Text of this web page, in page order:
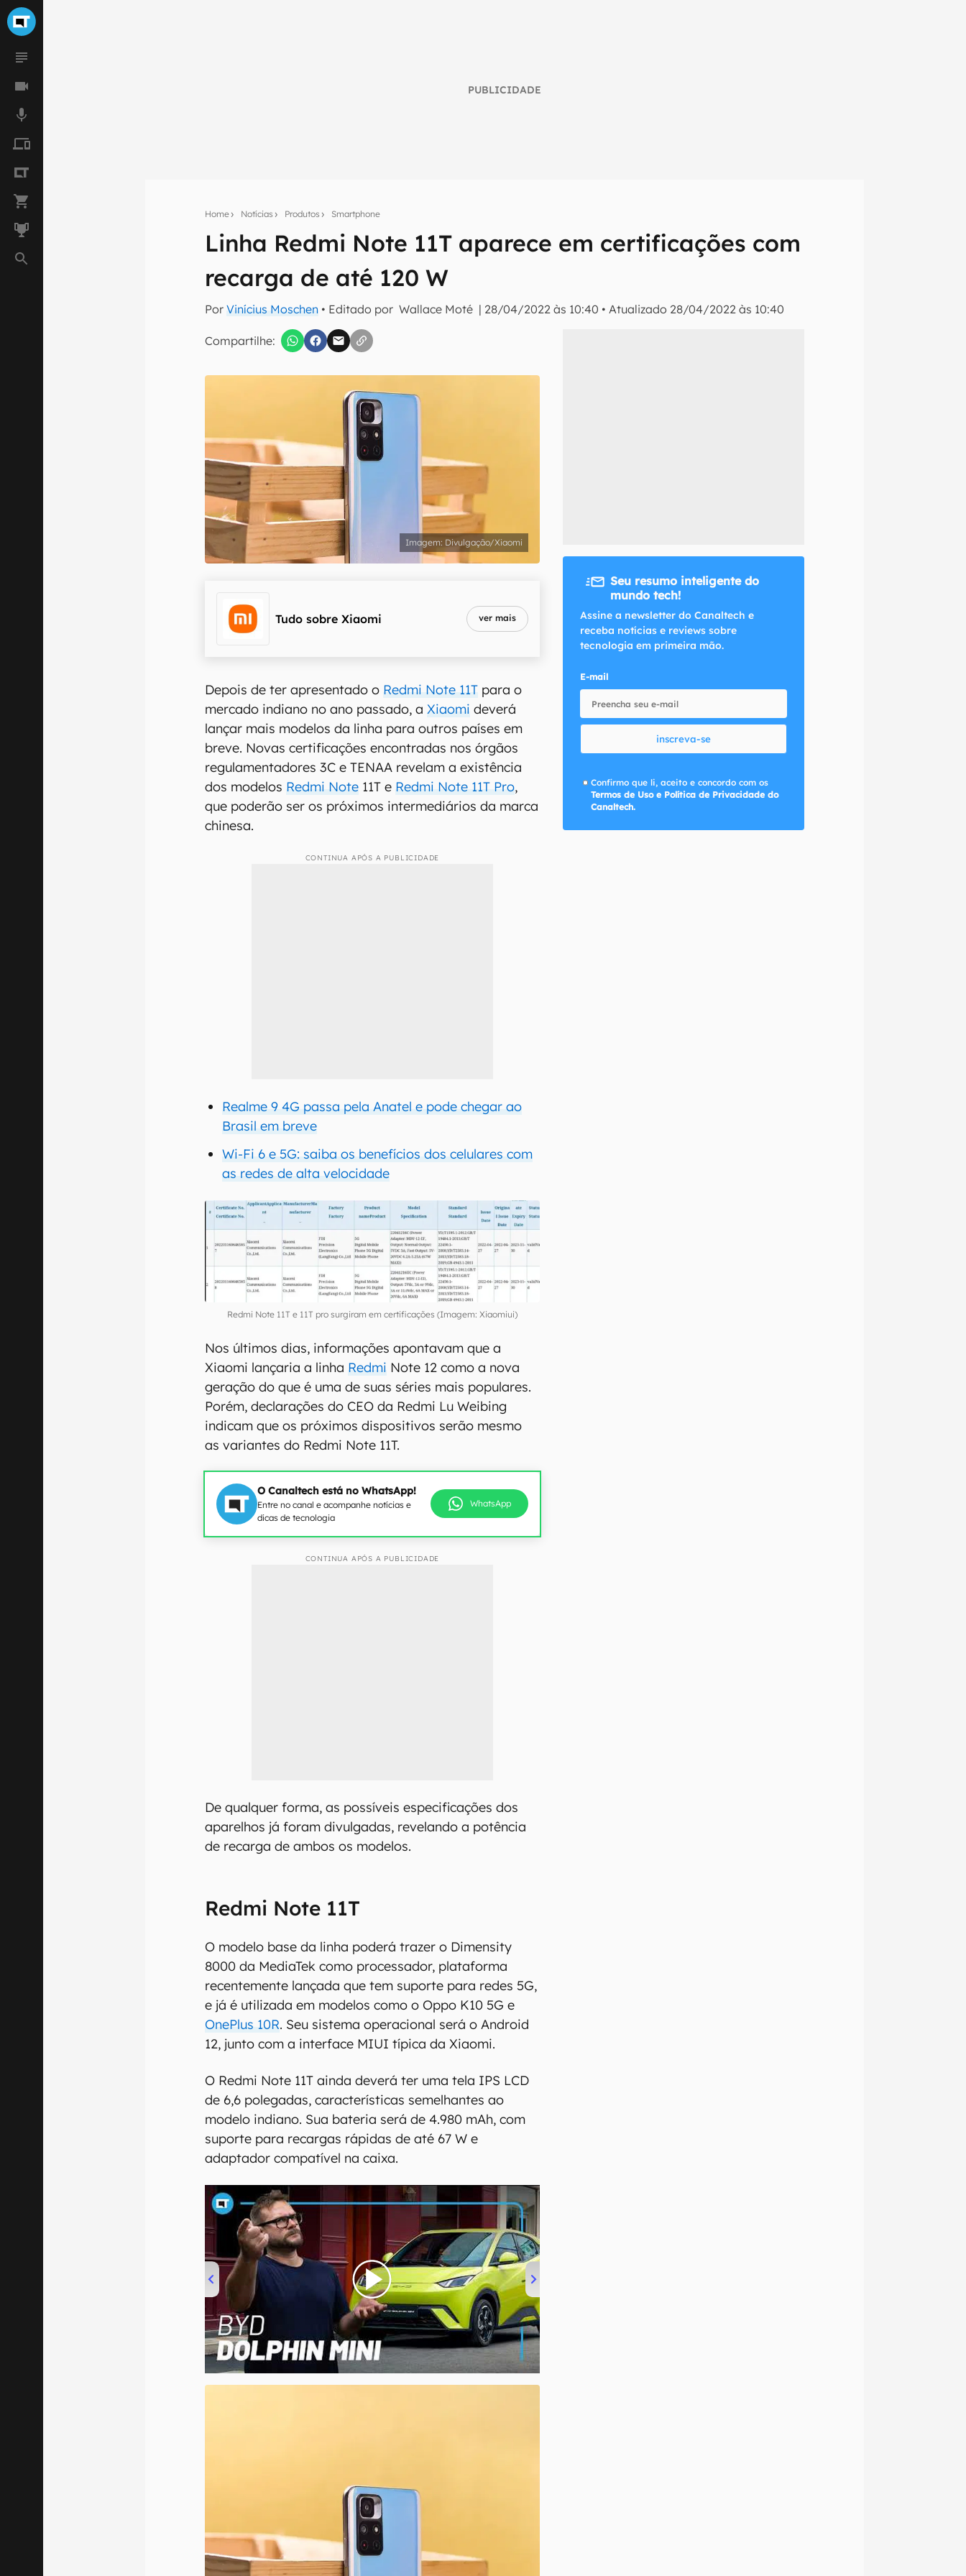
PUBLICIDADE
Home Notícias Produtos Smartphone
Linha Redmi Note 11T aparece em certificações com
recarga de até 120 W
PorVinícius Moschen • Editado por Wallace Moté | 28/04/2022 às 10:40 •Atualizado 28/04/2022 às 10:40
Compartilhe:
Seu resumo inteligente do mundo tech!
Assine a newsletter do Canaltech e receba notícias e reviews sobre tecnologia em primeira
mão.
Confirmo que li, aceito e concordo com os
Divulgação/Xiaomi
Tudo sobre Xiaomi ver mais
Depois de ter apresentado o Redmi Note 11T para o
mercado indiano no ano passado, aXiaomi deverá
lançar mais modelos da linha para outros países em
breve. Novas certificações encontradas nos órgãos
regulamentadores 3C e TENAA revelam a existência
dos modelos Redmi Note 11T e Redmi Note 11T Pro,
que poderão ser os próximos intermediários da marca
chinesa.
CONTINUA APÓS A PUBLICIDADE
Realme 9 4G passa pela Anatel e pode chegar ao
Brasil em breve
Wi-Fi 6 e 5G: saiba os benefícios dos celulares com
as redes de alta velocidade
Redmi Note 11T e 11T pro surgiram em certificações (Imagem: Xiaomiui)
Nos últimos dias, informações apontavam que a
Xiaomi lançaria a linha Redmi Note 12 como a nova
geração do que é uma de suas séries mais populares.
Porém, declarações do CEO da Redmi Lu Weibing
indicam que os próximos dispositivos serão mesmo
as variantes do Redmi Note 11T.
O Canaltech está no WhatsApp!
Entre no canal e acompanhe notícias e
dicas de tecnologia
WhatsApp
CONTINUA APÓS A PUBLICIDADE
De qualquer forma, as possíveis especificações dos
aparelhos já foram divulgadas, revelando a potência
de recarga de ambos os modelos.
Redmi Note 11T
O modelo base da linha poderá trazer o Dimensity
8000 da MediaTek como processador, plataforma
recentemente lançada que tem suporte para redes 5G,
e já é utilizada em modelos como o Oppo K10 5G e
OnePlus 10R. Seu sistema operacional será o Android
12, junto com a interface MIUI típica da Xiaomi.
O Redmi Note 11T ainda deverá ter uma tela IPS LCD
de 6,6 polegadas, características semelhantes ao
modelo indiano. Sua bateria será de 4.980 mAh, com
suporte para recargas rápidas de até 67 W e
adaptador compatível na caixa.
00:00/04:07
Seu resumo inteligente do
mundo tech!
Assine a newsletter do Canaltech e
receba notícias e reviews sobre
tecnologia em primeira mão.
E-mail
inscreva-se
Confirmo que li, aceito e concordo com os
Termos de Uso e Política de Privacidade do
Canaltech.